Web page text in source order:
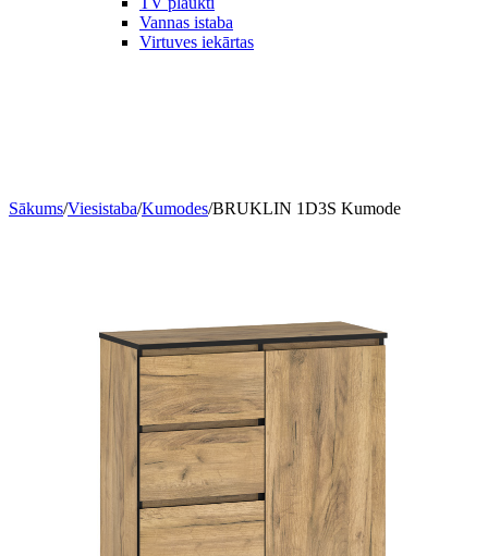
Vannas istaba
Virtuves iekārtas
Sākums/Viesistaba/Kumodes/BRUKLIN 1D3S Kumode